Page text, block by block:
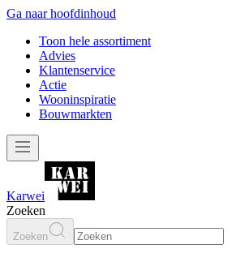
Ga naar hoofdinhoud
Toon hele assortiment
Advies
Klantenservice
Actie
Wooninspiratie
Bouwmarkten
Karwei
Zoeken
Zoeken